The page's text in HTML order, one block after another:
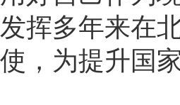
发挥多年来在
使，为提升国